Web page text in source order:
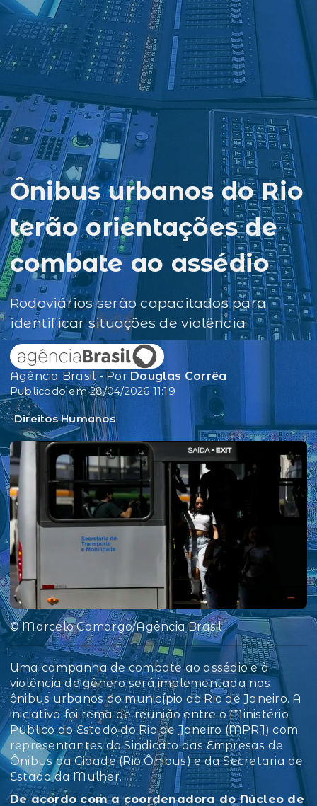
Ônibus urbanos do Rio
terão orientações de
combate ao assédio
Rodoviários serão capacitados para
identificar situações de violência
Agência Brasil - Por Douglas Corrêa
Publicado em 28/04/2026 11:19
Direitos Humanos
© Marcelo Camargo/Agência Brasil
Uma campanha de combate ao assédio e à
violência de gênero será implementada nos
ônibus urbanos do município do Rio de Janeiro. A
iniciativa foi tema de reunião entre o Ministério
Público do Estado do Rio de Janeiro (MPRJ) com
representantes do Sindicato das Empresas de
Ônibus da Cidade (Rio Ônibus) e da Secretaria de
Estado da Mulher.
De acordo com a coordenadora do Núcleo de